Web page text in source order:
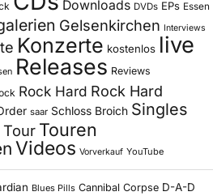
Downloads DVDs EPs Essen
Gelsenkirchen Interviews
Konzerte kostenlos live
Releases Reviews
Rock Hard Rock Hard
saar Schloss Broich Singles
Tour Touren
Videos Vorverkauf YouTube
Blues Pills Cannibal Corpse D-A-D